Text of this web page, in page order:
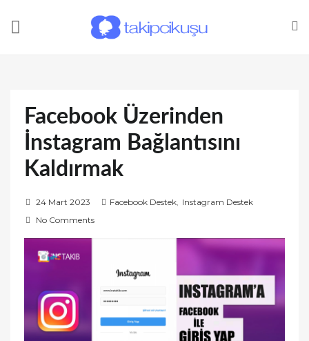
Facebook Üzerinden
İnstagram Bağlantısını
Kaldırmak
24 Mart 2023 Facebook Destek, Instagram Destek
No Comments